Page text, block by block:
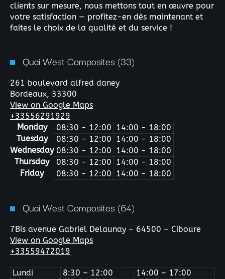
clients sur mesure, nous mettons tout en œuvre pour
votre satisfaction — profitez-en dès maintenant et
faites le choix de la qualité et du service !
Quai West Composites (33)
261 boulevard alfred daney
Bordeaux, 33300
View on Google Maps
+33556291929
Monday
08:30 - 12:00 14:00 - 18:00
Tuesday
08:30 - 12:00 14:00 - 18:00
Wednesday 08:30 - 12:00 14:00 - 18:00
Thursday
08:30 - 12:00 14:00 - 18:00
Friday
08:30 - 12:00 14:00 - 18:00
Quai West Composites (64)
7Bis avenue Gabriel Delaunay – 64500 – Ciboure
View on Google Maps
+33559472019
Lundi 8:30 – 12:00
14:00 – 17:00